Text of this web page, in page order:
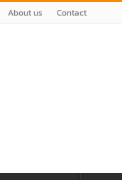
About us Contact